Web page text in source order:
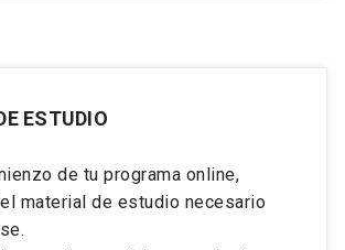
ESTUDIO
de tu programa online,
material de estudio necesario